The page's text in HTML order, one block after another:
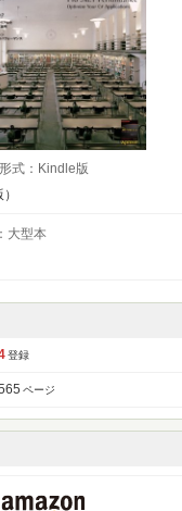
形式：Kindle版
大型本
登録
ページ